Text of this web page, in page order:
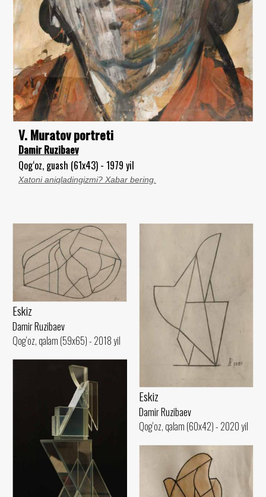
V. Muratov portreti
Damir Ruzibaev
Qog‘oz, guash (61x43) - 1979 yil
Xatoni aniqladingizmi? Xabar bering.
Eskiz
Damir Ruzibaev
Qog‘oz, qalam (59x65) - 2018 yil
Eskiz
Damir Ruzibaev
Qog‘oz, qalam (60x42) - 2020 yil